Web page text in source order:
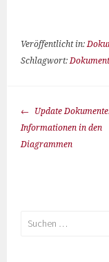
Veröffentlicht in:
Schlagwort:
Update
Informationen in den
Diagrammen